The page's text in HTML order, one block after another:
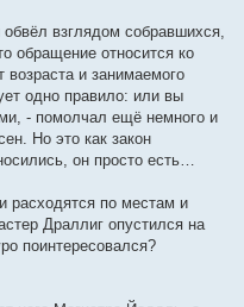
взглядом собравшихся,
обращение относится ко
и занимаемого
одно правило: или вы
- помолчал ещё немного и
Но это как закон
он просто есть…
расходятся по местам и
Драллиг опустился на
поинтересовался?